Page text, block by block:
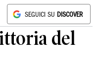
SEGUICI SU DISCOVER
del